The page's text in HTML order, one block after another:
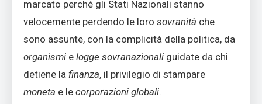
marcato perché gli Stati Nazionali stanno
velocemente perdendo le loro sovranità che
sono assunte, con la complicità della politica, da
organismi e logge sovranazionali guidate da chi
detiene la finanza, il privilegio di stampare
moneta e le corporazioni globali.